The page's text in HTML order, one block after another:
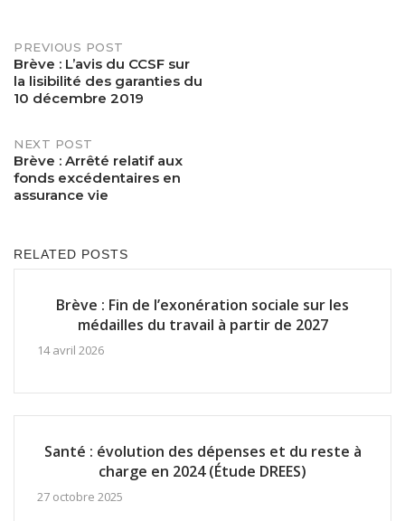
Post
navigation
PREVIOUS POST
Brève : L’avis du CCSF sur
la lisibilité des garanties du
10 décembre 2019
NEXT POST
Brève : Arrêté relatif aux
fonds excédentaires en
assurance vie
RELATED POSTS
Brève : Fin de l’exonération sociale sur les
médailles du travail à partir de 2027
14 avril 2026
Santé : évolution des dépenses et du reste à
charge en 2024 (Étude DREES)
27 octobre 2025